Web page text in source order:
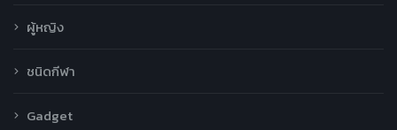
ผู้หญิง
ชนิดกีฬา
Gadget